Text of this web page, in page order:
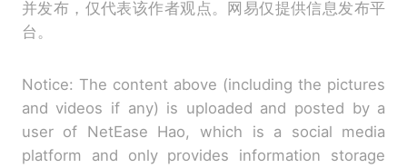
并发布，仅代表该作者观点。网易仅提供信息发布平
台。
Notice: The content above (including the pictures
and videos if any) is uploaded and posted by a
user of NetEase Hao, which is a social media
platform and only provides information storage